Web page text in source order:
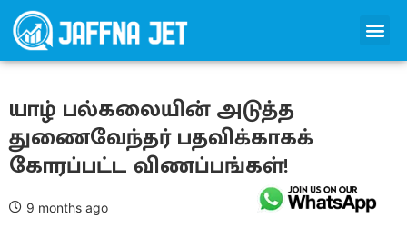
யாழ் பல்கலையின் அடுத்த
துணைவேந்தர் பதவிக்காகக்
கோரப்பட்ட விணப்பங்கள்!
9 months ago